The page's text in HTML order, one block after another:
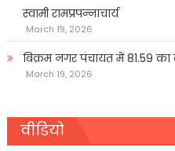
स्वामी रामप्रपन्नाचार्य
March 19, 2026
बिक्रम नगर पंचायत में 81.59 का
March 19, 2026
वीडियो